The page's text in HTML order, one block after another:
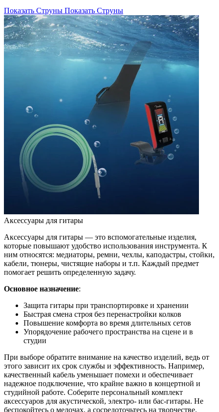
Показать Струны Показать Струны
Аксессуары для гитары
Аксессуары для гитары — это вспомогательные изделия,
которые повышают удобство использования инструмента. К
ним относятся: медиаторы, ремни, чехлы, каподастры, стойки,
кабели, тюнеры, чистящие наборы и т.п. Каждый предмет
помогает решить определенную задачу.
Основное назначение:
Защита гитары при транспортировке и хранении
Быстрая смена строя без перенастройки колков
Повышение комфорта во время длительных сетов
Упорядочение рабочего пространства на сцене и в
студии
При выборе обратите внимание на качество изделий, ведь от
этого зависит их срок службы и эффективность. Например,
качественный кабель уменьшает помехи и обеспечивает
надежное подключение, что крайне важно в концертной и
студийной работе. Соберите персональный комплект
аксессуаров для акустической, электро- или бас-гитары. Не
беспокойтесь о мелочах, а сосредоточьтесь на творчестве.